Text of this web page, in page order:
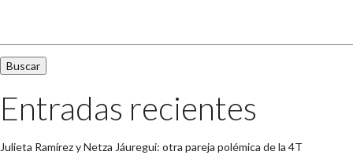
Entradas recientes
Julieta Ramírez y Netza Jáuregui: otra pareja polémica de la 4T